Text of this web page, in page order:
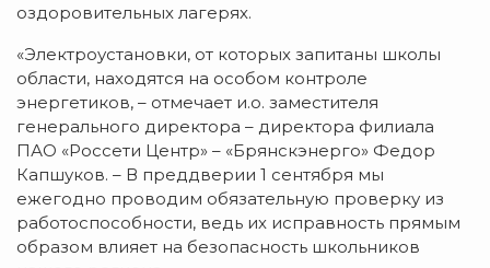
оздоровительных лагерях.
«Электроустановки, от которых запитаны школы
области, находятся на особом контроле
энергетиков, – отмечает и.о. заместителя
генерального директора – директора филиала
ПАО «Россети Центр» – «Брянскэнерго» Федор
Капшуков. – В преддверии 1 сентября мы
ежегодно проводим обязательную проверку из
работоспособности, ведь их исправность прямым
образом влияет на безопасность школьников